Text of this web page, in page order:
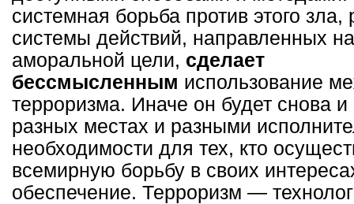
системная борьба против этого
системы действий, направленных
аморальной цели, сделает
бессмысленным использование
терроризма. Иначе он будет снова
разных местах и разными
необходимости для тех, кто
всемирную борьбу в своих
обеспечение. Терроризм —